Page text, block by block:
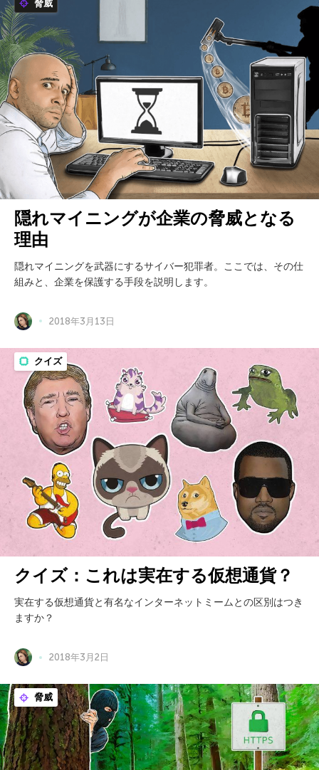
脅威
隠れマイニングが企業の脅威となる
理由
隠れマイニングを武器にするサイバー犯罪者。ここでは、その仕
組みと、企業を保護する手段を説明します。
2018年3月13日
クイズ
クイズ：これは実在する仮想通貨？
実在する仮想通貨と有名なインターネットミームとの区別はつき
ますか？
2018年3月2日
脅威